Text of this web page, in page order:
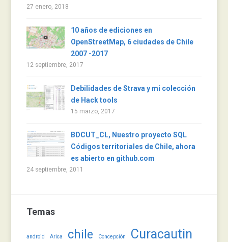
27 enero, 2018
10 años de ediciones en
OpenStreetMap, 6 ciudades de Chile
2007 -2017
12 septiembre, 2017
Debilidades de Strava y mi colección
de Hack tools
15 marzo, 2017
BDCUT_CL, Nuestro proyecto SQL
Códigos territoriales de Chile, ahora
es abierto en github.com
24 septiembre, 2011
Temas
android Arica chile Concepción
Curacautin